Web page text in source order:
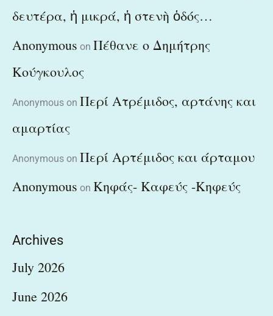
δευτέρα, ἡ μικρά, ἡ στενὴ ὁδός…
Anonymous on Πέθανε ο Δημήτρης
Κούγκουλος
Anonymous on Περί Ατρέμιδος, αρτάνης και
αμαρτίας
Anonymous on Περί Αρτέμιδος και άρταμου
Anonymous on Κηφάς- Καφεύς -Κηφεύς
Archives
July 2026
June 2026